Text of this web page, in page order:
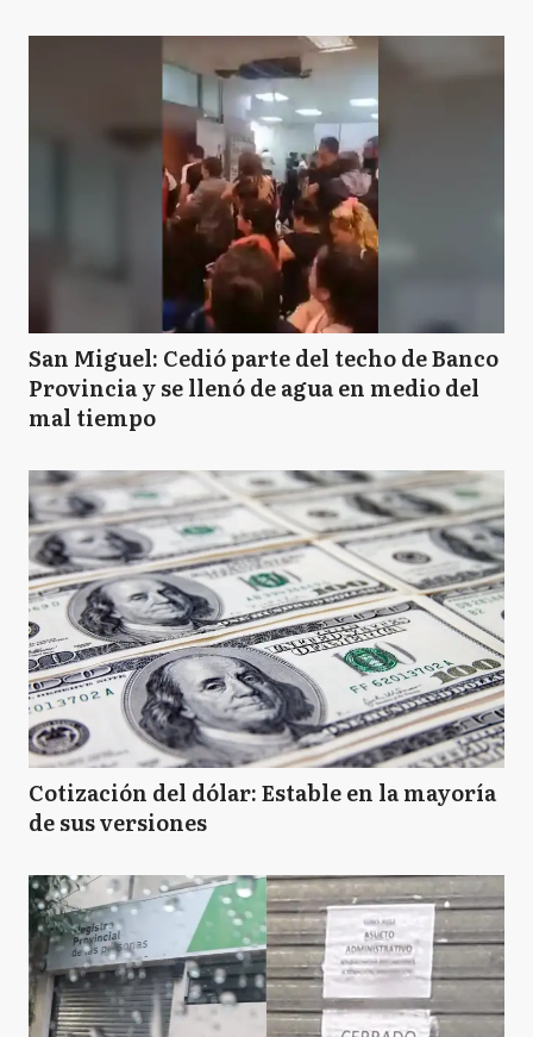
San Miguel: Cedió parte del techo de Banco
Provincia y se llenó de agua en medio del
mal tiempo
Cotización del dólar: Estable en la mayoría
de sus versiones